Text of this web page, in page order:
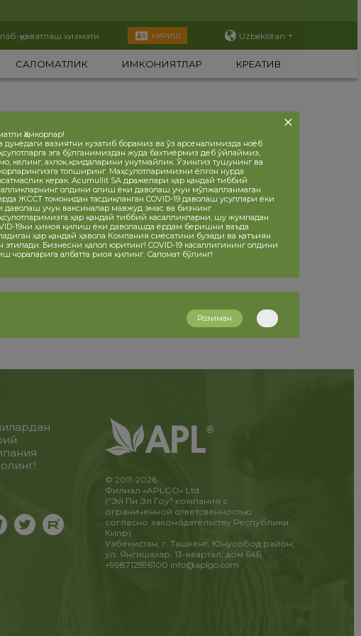
қувватлаш хизмати КИРИШ Uzbekistan
САЛОМАТЛИК ИМКОНИЯТЛАР КРЕАТИВ
© 2011-2026
Филиал «APLGO» Ltd.
("Эй Пи Эл Гоу" компания с
ограниченной ответсвенностью
согласно законодательству Республики
Кипр)
Узбекистан, г. Ташкент, Юнусобод район,
ул. Янгишахар, 13-квартал, дом 64Б
+998712596100 info@aplgo.com
Ҳамкорлар!
дунёдаги вазиятни кузатиб борамиз ва ўз арсеналимизда ноёб
эга бўлганимиздан жуда бахтиёрмиз деб ўйлаймиз,
келинг, ахлоқ қоидаларини унутмайлик. Ўзингиз тушунинг ва
топширинг. Маҳсулотларимизни ёлғон нурда
керак. Acumullit SA дражелари ҳар қандай тиббий
олдини олиш ёки даволаш учун мўлжалланмаган.
ЖССТ томонидан тасдиқланган COVID-19 даволаш усуллари ёки
даволаш учун ваксиналар мавжуд эмас ва бизнинг
ҳар қандай тиббий касалликларни, шу жумладан
19ни ҳимоя қилиш ёки даволашда ёрдам беришни ваъда
ҳар қандай ҳавола Компания сиёсатини бузади ва қатъиян
этилади. Бизнесни ҳалол юритинг! COVID-19 касаллигининг олдини
чораларига албатта риоя қилинг. Саломат бўлинг!
Розиман